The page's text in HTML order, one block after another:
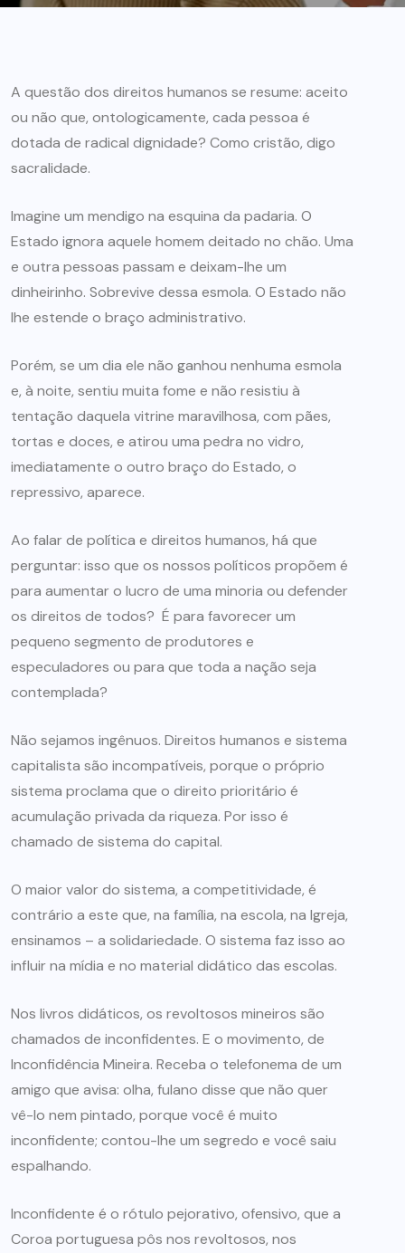
A questão dos direitos humanos se resume: aceito
ou não que, ontologicamente, cada pessoa é
dotada de radical dignidade? Como cristão, digo
sacralidade.
Imagine um mendigo na esquina da padaria. O
Estado ignora aquele homem deitado no chão. Uma
e outra pessoas passam e deixam-lhe um
dinheirinho. Sobrevive dessa esmola. O Estado não
lhe estende o braço administrativo.
Porém, se um dia ele não ganhou nenhuma esmola
e, à noite, sentiu muita fome e não resistiu à
tentação daquela vitrine maravilhosa, com pães,
tortas e doces, e atirou uma pedra no vidro,
imediatamente o outro braço do Estado, o
repressivo, aparece.
Ao falar de política e direitos humanos, há que
perguntar: isso que os nossos políticos propõem é
para aumentar o lucro de uma minoria ou defender
os direitos de todos? É para favorecer um
pequeno segmento de produtores e
especuladores ou para que toda a nação seja
contemplada?
Não sejamos ingênuos. Direitos humanos e sistema
capitalista são incompatíveis, porque o próprio
sistema proclama que o direito prioritário é
acumulação privada da riqueza. Por isso é
chamado de sistema do capital.
O maior valor do sistema, a competitividade, é
contrário a este que, na família, na escola, na Igreja,
ensinamos – a solidariedade. O sistema faz isso ao
influir na mídia e no material didático das escolas.
Nos livros didáticos, os revoltosos mineiros são
chamados de inconfidentes. E o movimento, de
Inconfidência Mineira. Receba o telefonema de um
amigo que avisa: olha, fulano disse que não quer
vê-lo nem pintado, porque você é muito
inconfidente; contou-lhe um segredo e você saiu
espalhando.
Inconfidente é o rótulo pejorativo, ofensivo, que a
Coroa portuguesa pôs nos revoltosos, nos